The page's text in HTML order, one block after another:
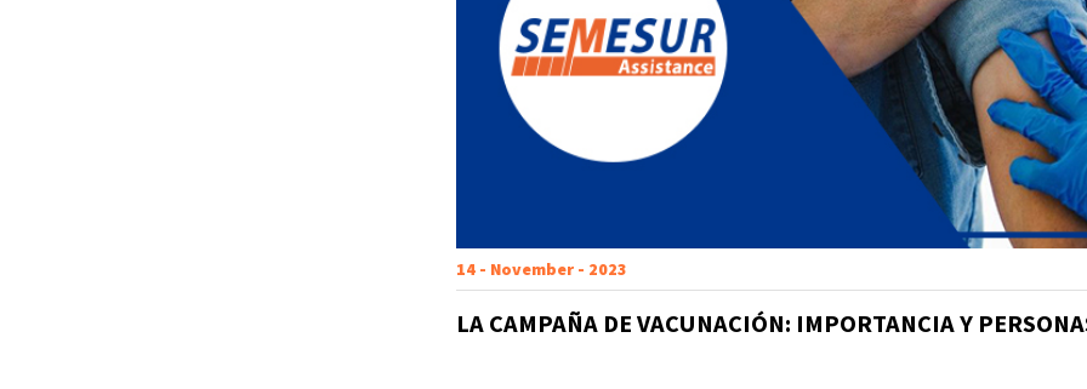
14 - November - 2023
LA CAMPAÑA DE VACUNACIÓN: IMPORTANCIA Y